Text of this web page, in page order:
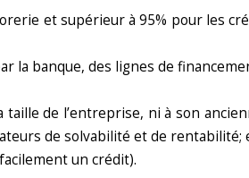
et supérieur à 95% pour les
la banque, des lignes de
de l’entreprise, ni à son
de solvabilité et de rentabilité;
un crédit).